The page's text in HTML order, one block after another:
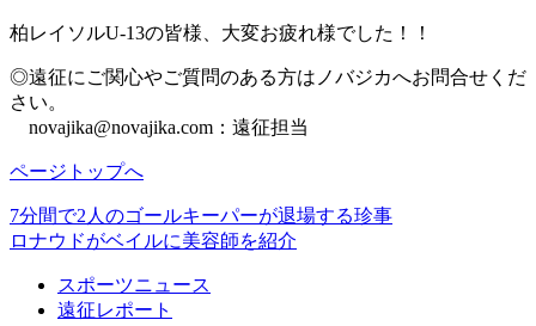
柏レイソルU-13の皆様、大変お疲れ様でした！！
◎遠征にご関心やご質問のある方はノバジカへお問合せくだ
さい。
novajika@novajika.com：遠征担当
ページトップへ
7分間で2人のゴールキーパーが退場する珍事
ロナウドがベイルに美容師を紹介
スポーツニュース
遠征レポート